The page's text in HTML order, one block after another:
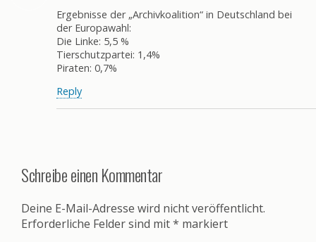
Ergebnisse der „Archivkoalition“ in Deutschland bei
der Europawahl:
Die Linke: 5,5 %
Tierschutzpartei: 1,4%
Piraten: 0,7%
Reply
Schreibe einen Kommentar
Deine E-Mail-Adresse wird nicht veröffentlicht.
Erforderliche Felder sind mit* markiert